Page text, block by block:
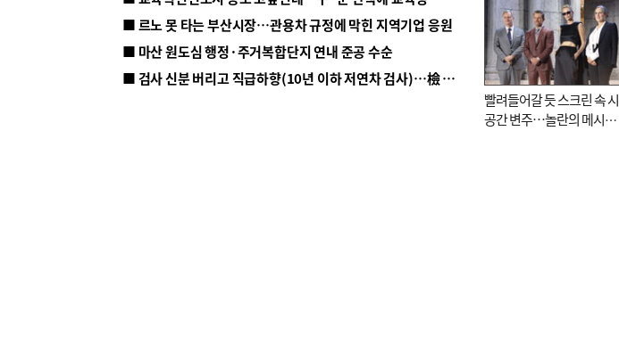
■ 르노 못 타는 부산시장…관용차 규정에 막힌 지역기업 응원
■ 마산 원도심 행정·주거복합단지 연내 준공 수순
■ 검사 신분 버리고 직급하향(10년 이하 저연차 검사)…檢 중수청행 기피
빨려들어갈 듯 스크린 속 시
공간 변주…놀란의 메시지